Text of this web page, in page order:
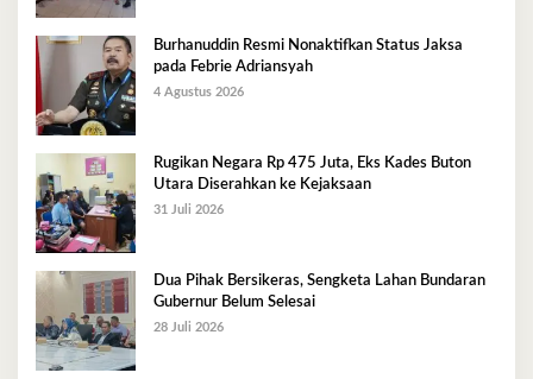
Burhanuddin Resmi Nonaktifkan Status Jaksa
pada Febrie Adriansyah
4 Agustus 2026
Rugikan Negara Rp 475 Juta, Eks Kades Buton
Utara Diserahkan ke Kejaksaan
31 Juli 2026
Dua Pihak Bersikeras, Sengketa Lahan Bundaran
Gubernur Belum Selesai
28 Juli 2026